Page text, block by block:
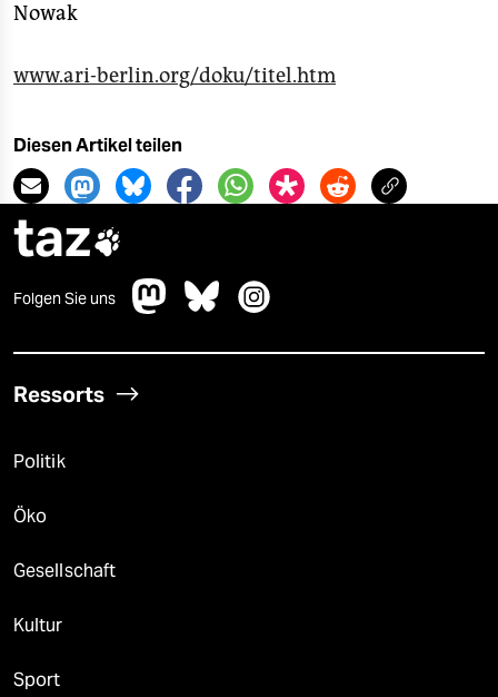
Nowak
www.ari-berlin.org/doku/titel.htm
Diesen Artikel teilen
taz
Folgen Sie uns
Ressorts
Politik
Öko
Gesellschaft
Kultur
Sport